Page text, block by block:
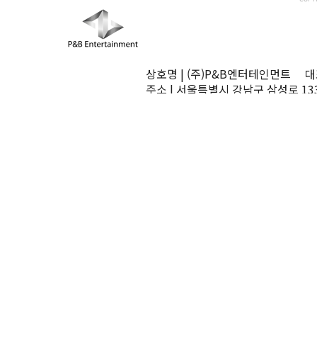
상호명 | (주)P&B엔터테인먼트
주소 | 서울특별시 강남구 삼성로